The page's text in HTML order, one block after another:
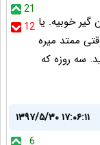
21
12 خوبیه. یا
وقتی ممتد میره
سه روزه که
۱۳۹۷/۵/۳۰ ۱۷:۰۶:۱۱
6